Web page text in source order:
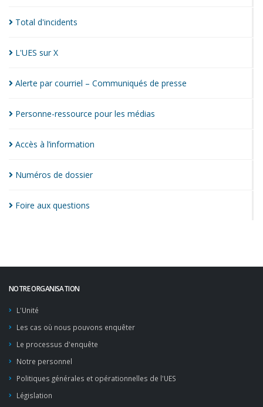
Total d'incidents
L'UES surX
Alerte par courriel – Communiqués de presse
Personne-ressource pour les médias
Accès à l’information
Numéros de dossier
Foire aux questions
NOTRE ORGANISATION
L'Unité
Les cas où nous pouvons enquêter
Le processus d'enquête
Notre personnel
Politiques générales et opérationnelles de l'UES
Législation